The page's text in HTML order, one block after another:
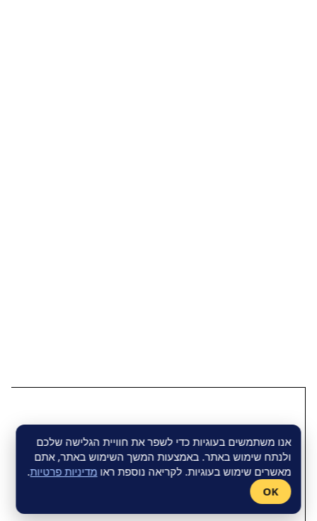
אנו משתמשים בעוגיות כדי לשפר את חוויית הגלישה שלכם
ולנתח שימוש באתר. באמצעות המשך השימוש באתר, אתם
מאשרים שימוש בעוגיות. לקריאה נוספת ראו מדיניות פרטיות.
OK